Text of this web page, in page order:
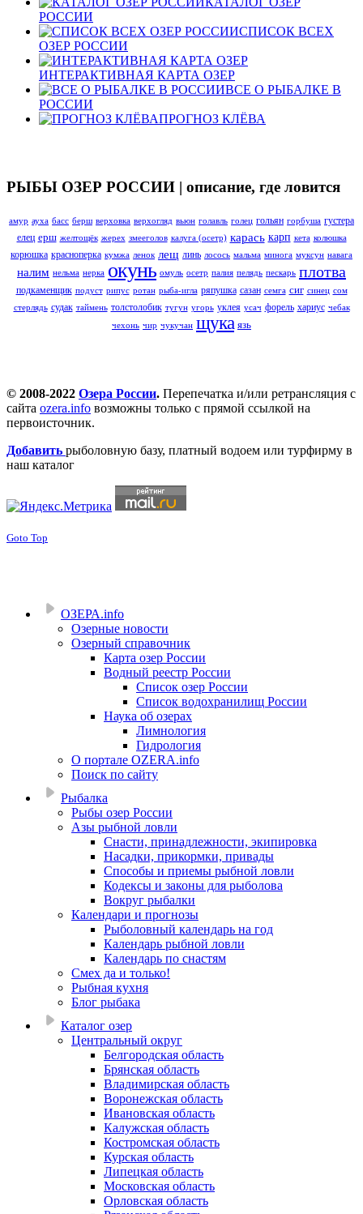
РОССИИ
СПИСОК ВСЕХ
ОЗЕР РОССИИ
ИНТЕРАКТИВНАЯ КАРТА ОЗЕР
ВСЕ О РЫБАЛКЕ В
РОССИИ
ПРОГНОЗ КЛЁВА
РЫБЫ ОЗЕР РОССИИ | описание, где ловится
амур ауха басс берш верховка верхогляд вьюн голавль голец гольян горбуша густера
елец ерш желтощёк жерех змееголов калуга (осетр) карась карп кета колюшка
корюшка красноперка кумжа ленок лещ линь лосось мальма минога муксун навага
налим нельма нерка окунь омуль осетр палия пелядь пескарь плотва
подкаменщик подуст рипус ротан рыба-игла ряпушка сазан семга сиг синец сом
стерлядь судак таймень толстолобик тугун угорь уклея усач форель хариус чебак
чехонь чир чукучан щука язь
© 2008-2022 Озера России. Перепечатка и/или ретрансляция с
сайта ozera.info возможны только с прямой ссылкой на
первоисточник.
Добавить рыболовную базу, платный водоем или турфирму в
наш каталог
Goto Top
ОЗЕРА.info
Озерные новости
Озерный справочник
Карта озер России
Водный реестр России
Список озер России
Список водохранилищ России
Наука об озерах
Лимнология
Гидрология
О портале OZERA.info
Поиск по сайту
Рыбалка
Рыбы озер России
Азы рыбной ловли
Снасти, принадлежности, экипировка
Насадки, прикормки, привады
Способы и приемы рыбной ловли
Кодексы и законы для рыболова
Вокруг рыбалки
Календари и прогнозы
Рыболовный календарь на год
Календарь рыбной ловли
Календарь по снастям
Смех да и только!
Рыбная кухня
Блог рыбака
Каталог озер
Центральный округ
Белгородская область
Брянская область
Владимирская область
Воронежская область
Ивановская область
Калужская область
Костромская область
Курская область
Липецкая область
Московская область
Орловская область